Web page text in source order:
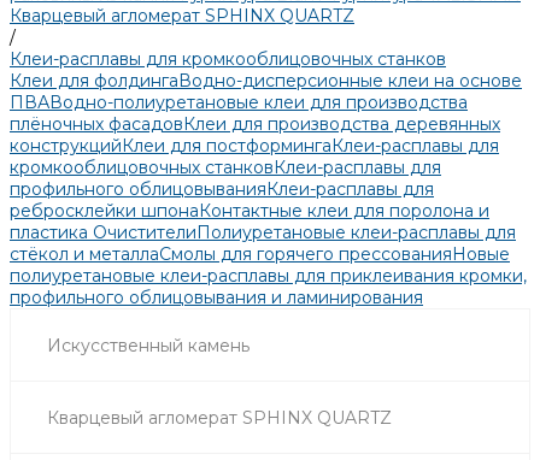
Кварцевый агломерат SPHINX QUARTZ
/
Клеи-расплавы для кромкооблицовочных станков
Клеи для фолдингаВодно-дисперсионные клеи на основе
ПВАВодно-полиуретановые клеи для производства
плёночных фасадовКлеи для производства деревянных
конструкцийКлеи для постформингаКлеи-расплавы для
кромкооблицовочных станковКлеи-расплавы для
профильного облицовыванияКлеи-расплавы для
ребросклейки шпонаКонтактные клеи для поролона и
пластика ОчистителиПолиуретановые клеи-расплавы для
стёкол и металлаСмолы для горячего прессованияНовые
полиуретановые клеи-расплавы для приклеивания кромки,
профильного облицовывания и ламинирования
Искусственный камень
Кварцевый агломерат SPHINX QUARTZ